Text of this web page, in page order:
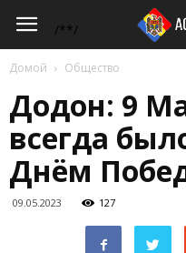
/**/
Actualitati.md
Домой Общество
Додон: 9
всегда
Днём
09.05.2023 127